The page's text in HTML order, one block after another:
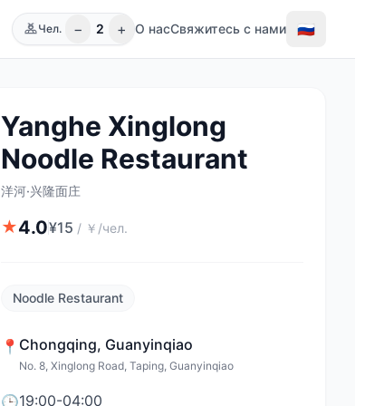
Чел. − 2 + О насСвяжитесь с нами 🇷🇺
Yanghe Xinglong
Noodle Restaurant
洋河·兴隆面庄
★4.0¥15 / ￥/чел.
Noodle Restaurant
📍 Chongqing, Guanyinqiao
No. 8, Xinglong Road, Taping, Guanyinqiao
🕒19:00-04:00